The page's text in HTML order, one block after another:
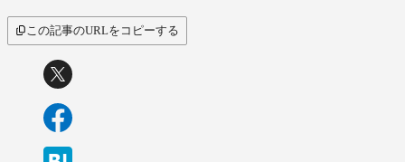
この記事のURLをコピーする